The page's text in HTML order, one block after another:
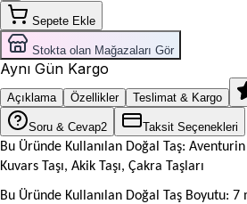
Sepete Ekle
Stokta olan Mağazaları Gör
Aynı Gün Kargo
Açıklama Özellikler Teslimat & Kargo
Soru & Cevap2 Taksit Seçenekleri
Bu Üründe Kullanılan Doğal Taş: Aventurin
Kuvars Taşı, Akik Taşı, Çakra Taşları
Bu Üründe Kullanılan Doğal Taş Boyutu: